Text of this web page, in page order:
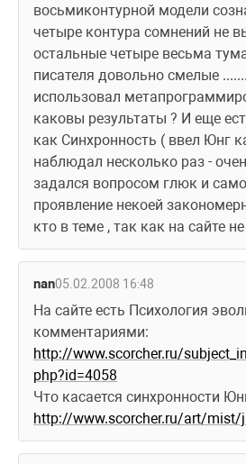
восьмиконтурной модели
четыре контура сомнений не
остальные четыре весьма
писателя довольно смелые
использовал
каковы результаты ? И еще
как Синхронность ( ввел Юнг
наблюдал несколько раз -
задался вопросом глюк и
проявление некоей
кто в теме , так как на сайте
nan05.02.2008 16:48
На сайте есть Психология
http://www.scorcher.ru/
php?id=4058
http://www.scorcher.ru/art/